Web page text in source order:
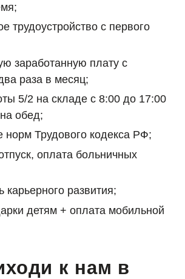
трудоустройство с первого
заработанную плату с
раза в месяц;
5/2 на складе с 8:00 до 17:00
обед;
Трудового кодекса РФ;
оплата больничных
карьерного развития;
детям + оплата мобильной
к нам в